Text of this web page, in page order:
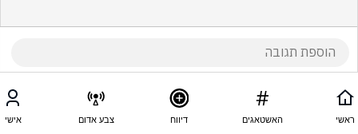
ראשי האשטאגים דיווח צבע אדום אישי